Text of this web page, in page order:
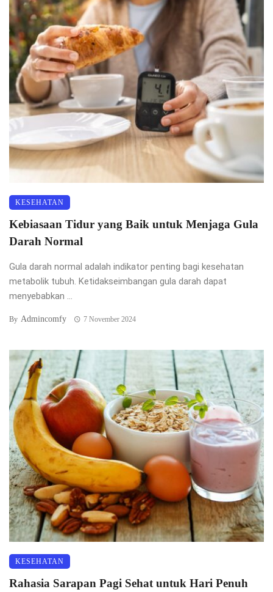
KESEHATAN
Kebiasaan Tidur yang Baik untuk Menjaga Gula
Darah Normal
Gula darah normal adalah indikator penting bagi kesehatan
metabolik tubuh. Ketidakseimbangan gula darah dapat
menyebabkan ...
By Admincomfy 7 November 2024
KESEHATAN
Rahasia Sarapan Pagi Sehat untuk Hari Penuh